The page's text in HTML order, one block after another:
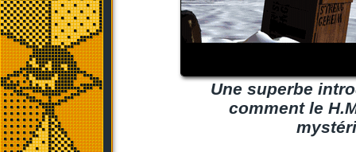
Une superbe
comment le